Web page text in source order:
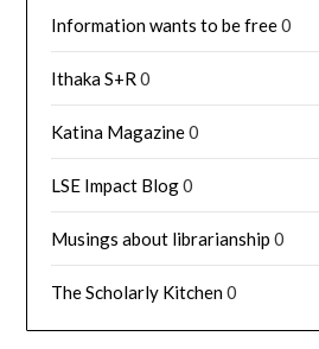
Information wants to be free0
Ithaka S+R 0
Katina Magazine0
LSE Impact Blog0
Musings about librarianship 0
The Scholarly Kitchen0